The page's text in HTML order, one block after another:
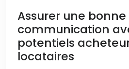
Assurer une bonne
communication
potentiels
locataires